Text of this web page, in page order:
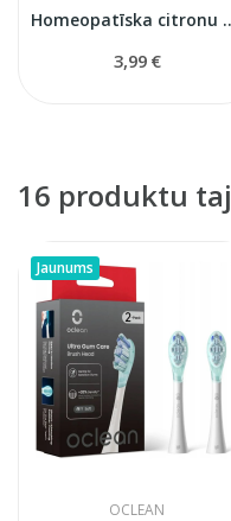
3,99 €
16 produktu
Jaunums
OCLEAN